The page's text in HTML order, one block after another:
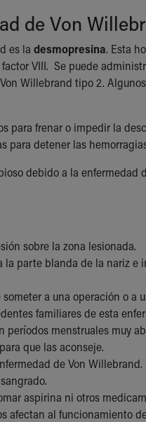
de Von
es la desmopresina. Esta
VIII. Se puede
Willebrand tipo 2.
para frenar o impedir la
para detener las
debido a la
sobre la zona lesionada.
la parte blanda de la nariz e
a una operación o a
familiares de esta
períodos menstruales muy
para que las aconseje.
de Von
aspirina ni otros
afectan al funcionamiento